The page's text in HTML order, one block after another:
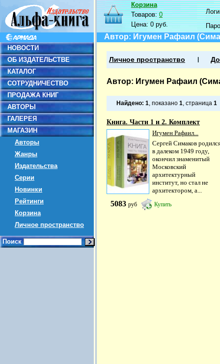
НОВОСТИ
ОБ ИЗДАТЕЛЬСТВЕ
КАТАЛОГ
СОТРУДНИЧЕСТВО
ПРОДАЖА КНИГ
АВТОРЫ
ГАЛЕРЕЯ
МАГАЗИН
Авторы
Жанры
Издательства
Серии
Новинки
Рейтинги
Корзина
Личное пространство
Поиск
Корзина
Товаров:0
Цена:0 руб.
Автор: Игумен Рафаил
Личное пространство
Автор: Игумен Рафаил
Найдено: 1, показано 1, страница 1
Книга. Части 1 и 2. Комплект
Игумен Рафаил...
Сергей Симаков
в далеком 1949 году,
окончил знаменитый
Московский
архитектурный
институт, но стал не
архитектором, а...
5083 руб Купить